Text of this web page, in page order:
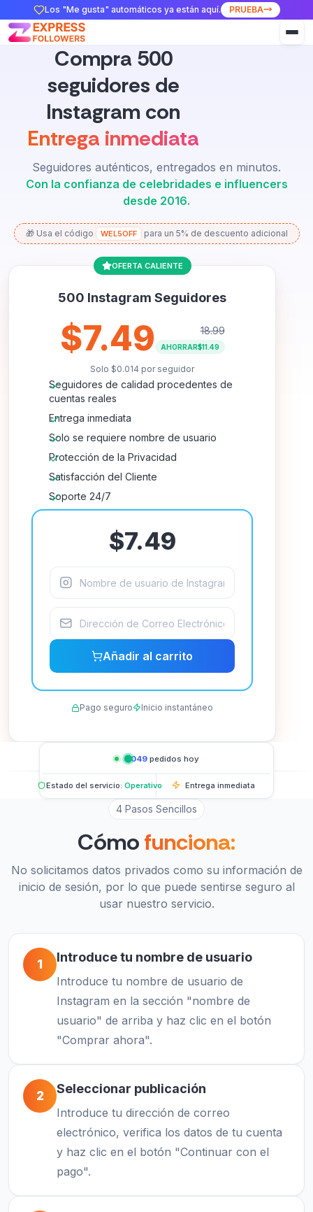
Los "Me gusta" automáticos ya están aquí. PRUEBA
Compra 500
seguidores de
Instagram con
Entrega inmediata
Seguidores auténticos, entregados en minutos.
Con la confianza de celebridades e influencers
desde 2016.
🎁 Usa el código WEL5OFF para un 5% de descuento adicional
OFERTA CALIENTE
500 Instagram Seguidores
$7.49 18.99
AHORRAR$11.49
Solo $0.014 por seguidor
Seguidores de calidad procedentes de
cuentas reales
Entrega inmediata
Solo se requiere nombre de usuario
Protección de la Privacidad
Satisfacción del Cliente
Soporte 24/7
$7.49
Añadir al carrito
Pago seguro Inicio instantáneo
1,049pedidos hoy
Estado del servicio: Operativo Entrega inmediata
4 Pasos Sencillos
Cómofunciona:
No solicitamos datos privados como su información de
inicio de sesión, por lo que puede sentirse seguro al
usar nuestro servicio.
1 Introduce tu nombre de usuario
Introduce tu nombre de usuario de
Instagram en la sección "nombre de
usuario" de arriba y haz clic en el botón
"Comprar ahora".
2 Seleccionar publicación
Introduce tu dirección de correo
electrónico, verifica los datos de tu cuenta
y haz clic en el botón "Continuar con el
pago".